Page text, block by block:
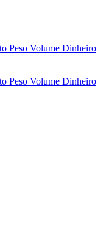
Peso Volume Dinheiro
Peso Volume Dinheiro